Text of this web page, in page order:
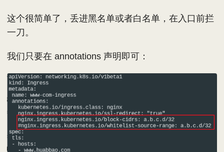
这个很简单了，丢进黑名单或者白名单，在入口前拦
一刀。
我们只要在 annotations 声明即可：